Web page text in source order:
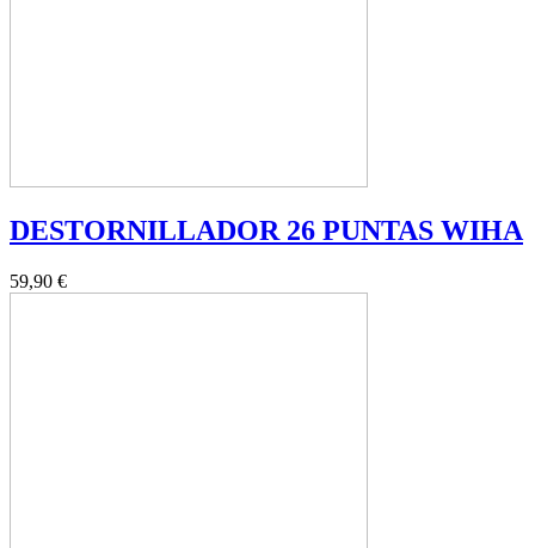
DESTORNILLADOR 26 PUNTAS WIHA
59,90 €